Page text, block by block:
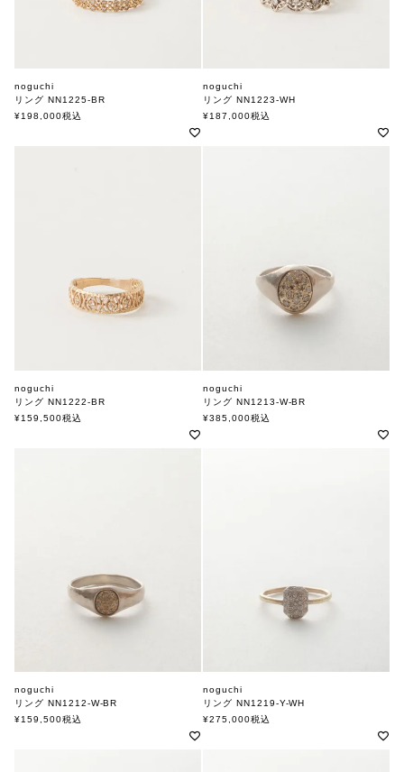
noguchi
リング NN1225-BR
ノグチ
¥198,000税込
noguchi
リング NN1223-WH
ノグチ
¥187,000税込
noguchi
リング NN1222-BR
ノグチ
¥159,500税込
noguchi
リング NN1213-W-BR
ノグチ
¥385,000税込
noguchi
リング NN1212-W-BR
ノグチ
¥159,500税込
noguchi
リング NN1219-Y-WH
ノグチ
¥275,000税込